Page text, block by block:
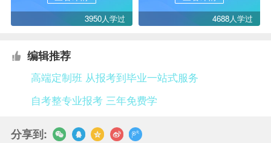
3950人学过 4688人学过
编辑推荐
高端定制班 从报考到毕业一站式服务
自考整专业报考 三年免费学
分享到: